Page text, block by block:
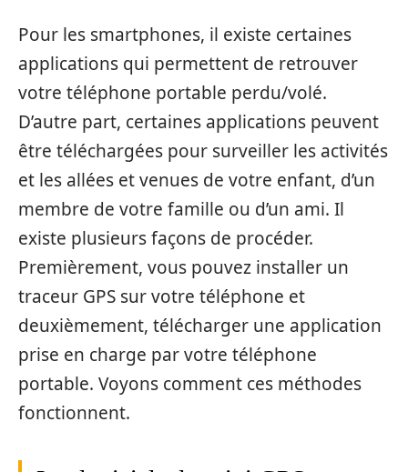
Pour les smartphones, il existe certaines
applications qui permettent de retrouver
votre téléphone portable perdu/volé.
D’autre part, certaines applications peuvent
être téléchargées pour surveiller les activités
et les allées et venues de votre enfant, d’un
membre de votre famille ou d’un ami. Il
existe plusieurs façons de procéder.
Premièrement, vous pouvez installer un
traceur GPS sur votre téléphone et
deuxièmement, télécharger une application
prise en charge par votre téléphone
portable. Voyons comment ces méthodes
fonctionnent.